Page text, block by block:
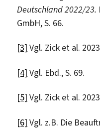
Deutschland 2022/23.
GmbH, S. 66.
[3] Vgl. Zick et al.
[4] Vgl. Ebd., S. 69.
[5] Vgl. Zick et al.
[6] Vgl. z.B. Die